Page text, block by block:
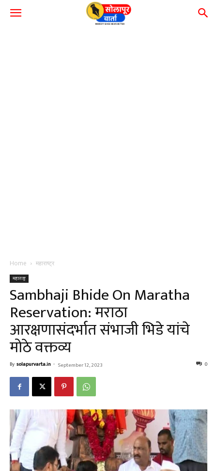
Home महाराष्ट्र
महाराष्ट्र
Sambhaji Bhide On Maratha
Reservation: मराठा
आरक्षणासंदर्भात संभाजी भिडे यांचे
मोठे वक्तव्य
By solapurvarta.in - September 12, 2023 0